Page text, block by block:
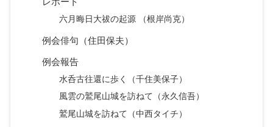
六月晦日大祓の起源 （根岸尚克）
例会俳句（住田保夫）
例会報告
水呑古往還に歩く（千住美保子）
風雲の鷲尾山城を訪ねて（永久信吾）
鷲尾山城を訪ねて（中西タイチ）